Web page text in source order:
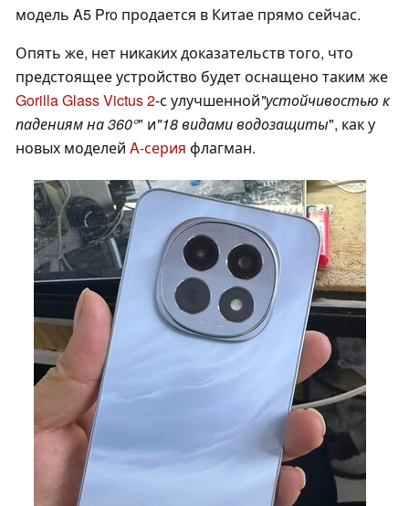
модель A5 Pro продается в Китае прямо сейчас.
Опять же, нет никаких доказательств того, что
предстоящее устройство будет оснащено таким же
Gorilla Glass Victus 2-с улучшенной"устойчивостью к
падениям на 360°" и"18 видами водозащиты", как у
новых моделей A-серия флагман.